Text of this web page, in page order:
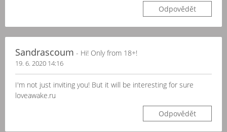
Odpovědět
Sandrascoum - Hi! Only from 18+!
19. 6. 2020 14:16
I'm not just inviting you! But it will be interesting for sure
loveawake.ru
Odpovědět